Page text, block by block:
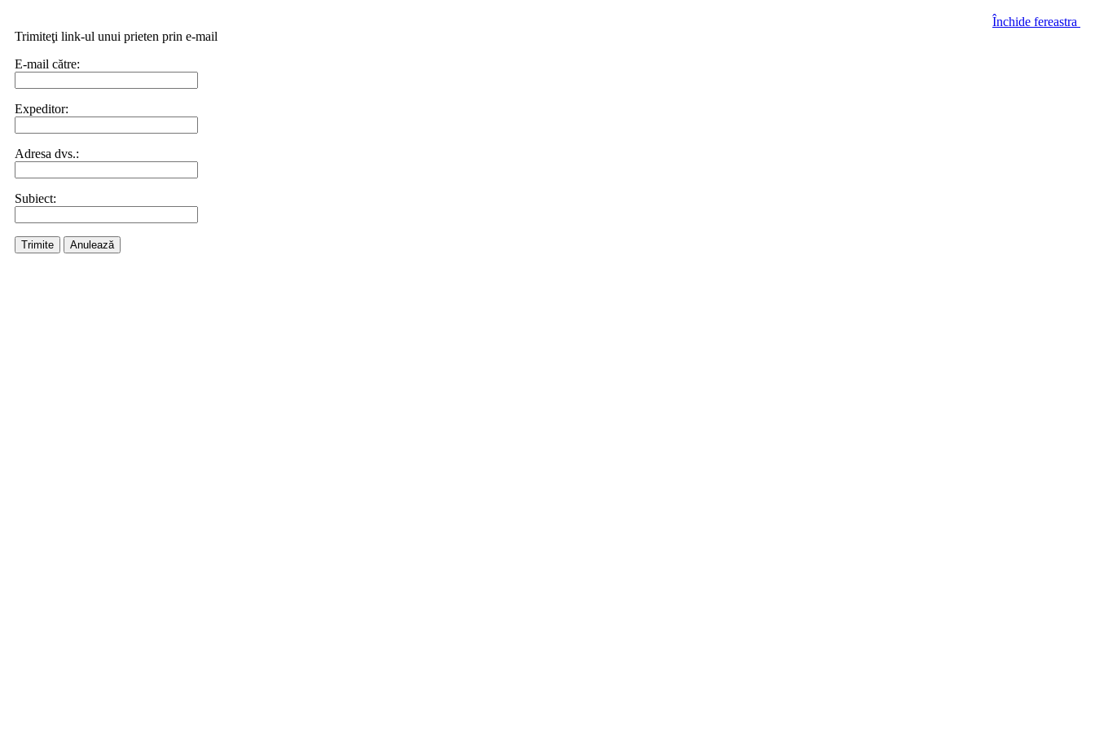
Închide fereastra
Trimiteţi link-ul unui prieten prin e-mail
E-mail către:
Expeditor:
Adresa dvs.:
Subiect:
Trimite Anulează